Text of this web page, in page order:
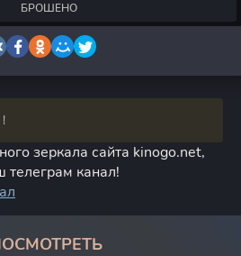
БРОШЕНО
зеркала сайта kinogo.net,
телеграм канал!